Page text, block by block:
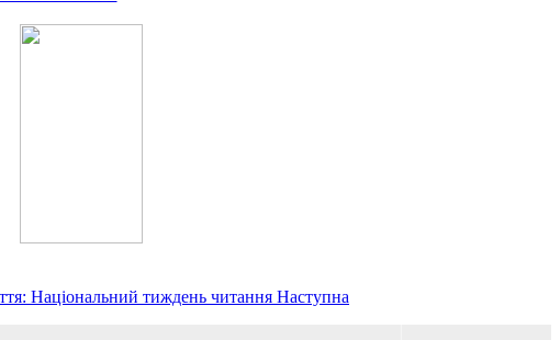
Національний тиждень читання Наступна